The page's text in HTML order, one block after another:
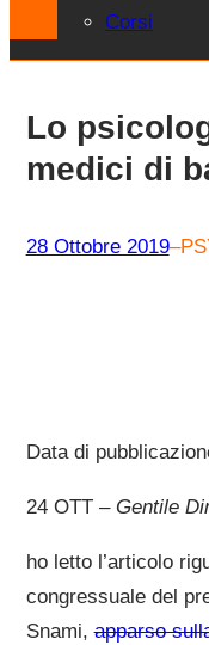
Corsi
Lo
medici di
28 Ottobre 2019–
Data di
24 OTT – Gentile
ho letto l’articolo
congressuale del
Snami,apparso